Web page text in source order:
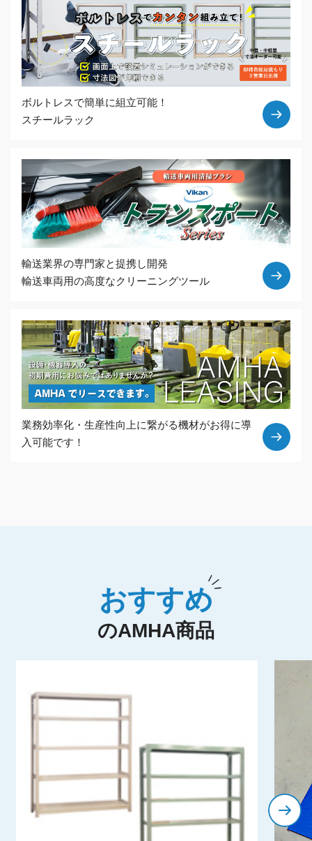
ボルトレスで簡単に組立可能！
スチールラック
輸送業界の専門家と提携し開発
輸送車両用の高度なクリーニングツール
業務効率化・生産性向上に繋がる機材がお得に導
入可能です！
おすすめ
のAMHA商品